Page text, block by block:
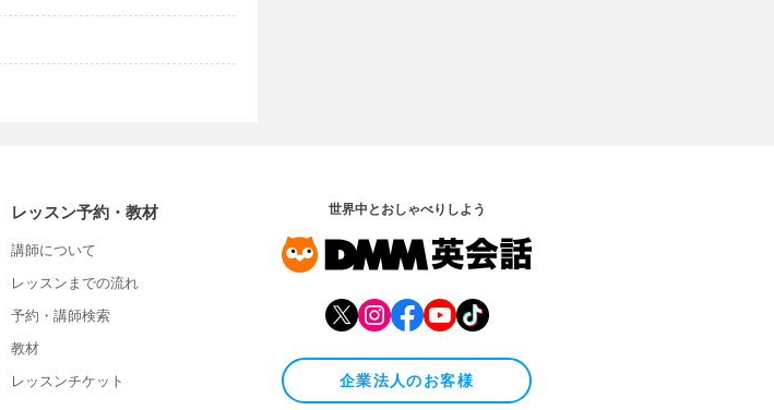
レッスン予約・教材
講師について
レッスンまでの流れ
予約・講師検索
教材
レッスンチケット
世界中とおしゃべりしよう
企業法人のお客様